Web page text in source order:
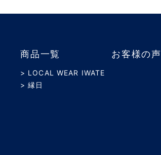
商品一覧
> LOCAL WEAR IWATE
> 縁日
お客様の声